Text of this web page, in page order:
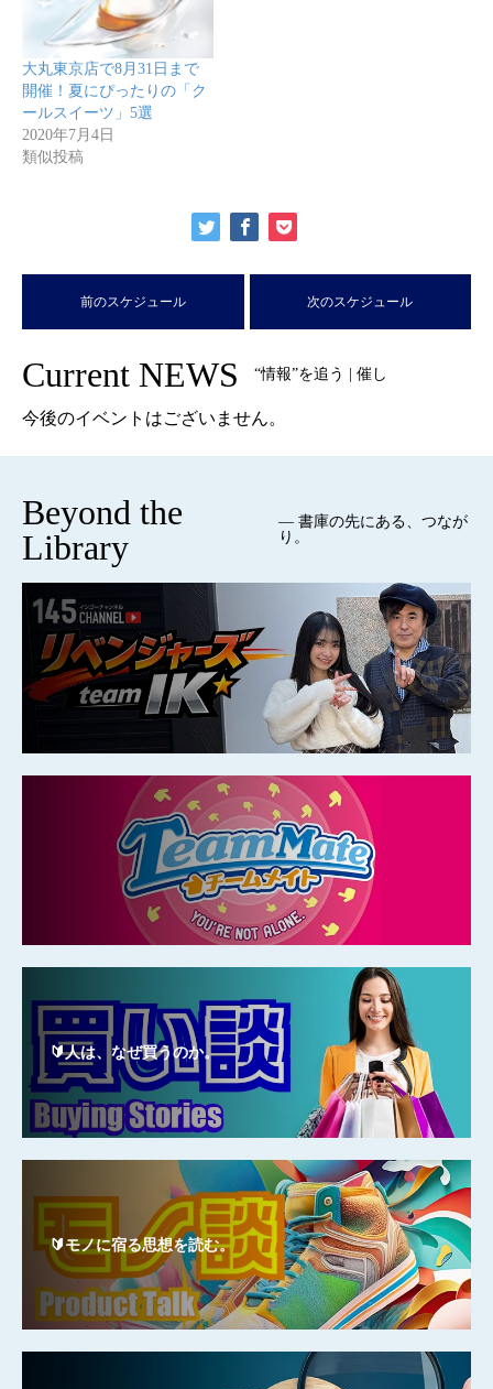
大丸東京店で8月31日まで
開催！夏にぴったりの「ク
ールスイーツ」5選
2020年7月4日
類似投稿
前のスケジュール 次のスケジュール
Current NEWS “情報”を追う | 催し
今後のイベントはございません。
Beyond the
Library
— 書庫の先にある、つなが
り。
🔰人は、なぜ買うのか。
🔰モノに宿る思想を読む。